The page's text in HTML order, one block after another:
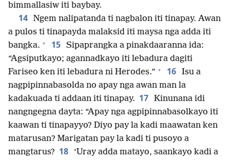
bimmallasiw iti baybay.
14 Ngem nalipatanda ti nagbalon iti tinapay. Awan
a pulos ti tinapayda malaksid iti maysa nga adda iti
bangka. + 15 Sipaprangka a pinakdaaranna ida:
“Agsiputkayo; agannadkayo iti lebadura dagiti
Fariseo ken iti lebadura ni Herodes.” + 16 Isu a
nagpipinnabasolda no apay nga awan man la
kadakuada ti addaan iti tinapay. 17 Kinunana idi
nangngegna dayta: “Apay nga agpipinnabasolkayo iti
kaawan ti tinapayyo? Diyo pay la kadi maawatan ken
matarusan? Marigatan pay la kadi ti pusoyo a
mangtarus? 18
‘Uray adda matayo, saankayo kadi a